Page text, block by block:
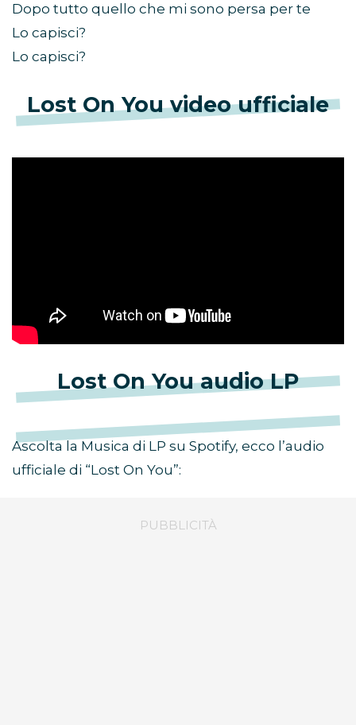
Dopo tutto quello che mi sono persa per te
Lo capisci?
Lo capisci?
Lost On You video ufficiale
Lost On You audio LP
Ascolta la Musica di LP su Spotify, ecco l’audio
ufficiale di “Lost On You”: